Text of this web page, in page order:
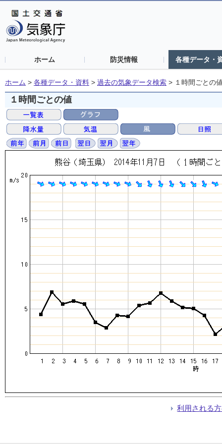
ホーム 防災情報 各種データ・
ホーム > 各種データ・資料 > 過去の気象データ検索 > １時間ごとの
１時間ごとの値
利用される